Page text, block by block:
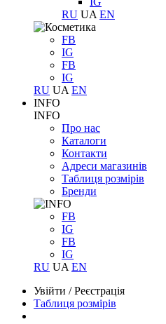
RU UA EN
FB
IG
FB
IG
RU UA EN
INFO
INFO
Про нас
Каталоги
Контакти
Адреси магазинів
Таблиця розмірів
Бренди
FB
IG
FB
IG
RU UA EN
Увійти /Реєстрація
Таблиця розмірів